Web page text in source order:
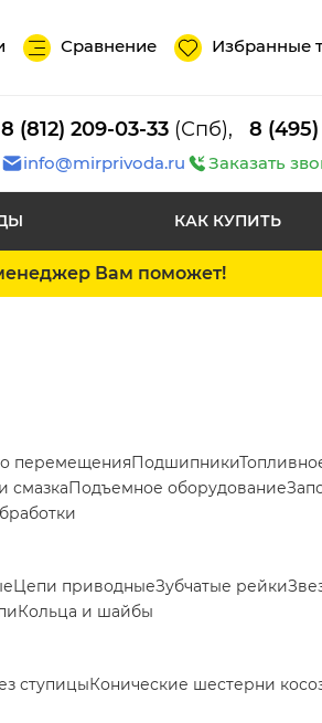
Сравнение Избранные
8 (812) 209-03-33 (Спб), 8 (495)
info@mirprivoda.ru Заказать
КАК КУПИТЬ
Вам поможет!
перемещенияПодшипники
смазкаПодъемное оборудование
Цепи приводныеЗубчатые рейки
Кольца и шайбы
ступицыКонические шестерни